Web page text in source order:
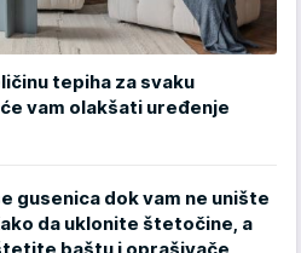
tepiha za svaku
vam olakšati uređenje
gusenica dok vam ne unište
da uklonite štetočine, a